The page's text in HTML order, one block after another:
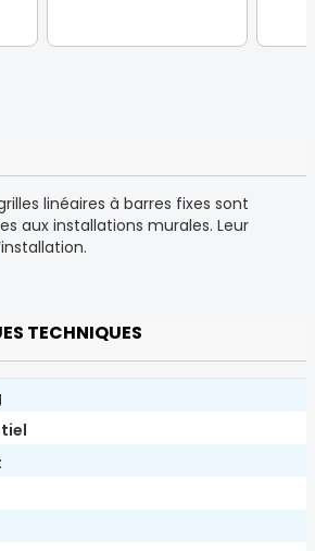
linéaires à barres fixes sont
aux installations murales. Leur
TECHNIQUES